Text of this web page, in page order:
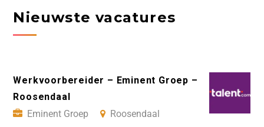
Nieuwste vacatures
Werkvoorbereider – Eminent Groep –
Roosendaal
Eminent Groep
Roosendaal